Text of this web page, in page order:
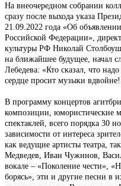
На внеочередном собрании
сразу после выхода указа
21.09.2022 года «Об
Российской Федерации»,
культуры РФ Николай
на ближайшее будущее, начал
Лебедева: «Кто сказал, что
сердце просит музыки
В программу концертов
композиции, юмористические
спектаклей, всего порядка 30
зависимости от интереса
как ведущие артисты театра,
Медведев, Иван Чужинов,
вокале – «Поколение чести»,
борясь», эти и другие песни в